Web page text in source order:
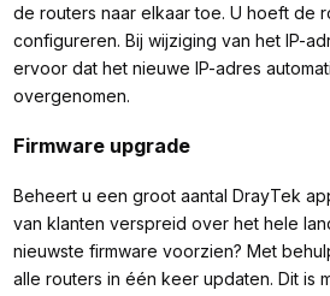
de routers naar elkaar toe. U hoeft de
configureren. Bij wijziging van het IP-
ervoor dat het nieuwe IP-adres
overgenomen.
Firmware upgrade
Beheert u een groot aantal DrayTek
van klanten verspreid over het hele
nieuwste firmware voorzien? Met
alle routers in één keer updaten. Dit is